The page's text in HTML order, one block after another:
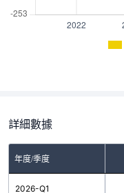
詳細數據
年度/季度
2026-Q1